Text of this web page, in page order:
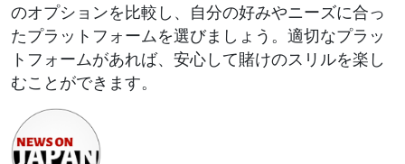
のオプションを比較し、自分の好みやニーズに合っ
たプラットフォームを選びましょう。適切なプラッ
トフォームがあれば、安心して賭けのスリルを楽し
むことができます。